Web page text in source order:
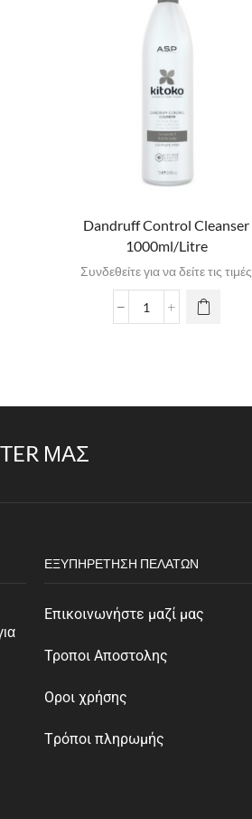
Dandruff Control Cleanser
1000ml/Litre
Συνδεθείτε για να δείτε τις τιμές
ΜΑΣ
ΕΞΥΠΗΡΈΤΗΣΗ ΠΕΛΑΤΏΝ
Επικοινωνήστε μαζί μας
Τροποι Αποστολης
Οροι χρήσης
Tρόποι πληρωμής